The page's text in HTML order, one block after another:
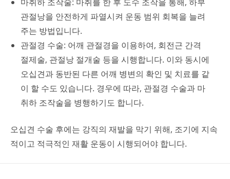
마취하 조작술: 마취를 한 후 도수 조작을 통해, 하부
관절낭을 안전하게 파열시켜 운동 범위 회복을 늘려
주는 방법입니다.
관절경 수술: 어깨 관절경을 이용하여, 회전근 간격
절제술, 관절낭 절개술 등을 시행합니다. 이와 동시에
오십견과 동반된 다른 어깨 병변의 확인 및 치료를 같
이 할 수도 있습니다. 경우에 따라, 관절경 수술과 마
취하 조작술을 병행하기도 합니다.
오십견 수술 후에는 강직의 재발을 막기 위해, 조기에 지속
적이고 적극적인 재활 운동이 시행되어야 합니다.